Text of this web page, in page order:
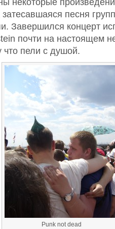
некоторые
затесавшаяся песня
Завершился концерт
почти на настоящем
пели с душой.
Punk not dead